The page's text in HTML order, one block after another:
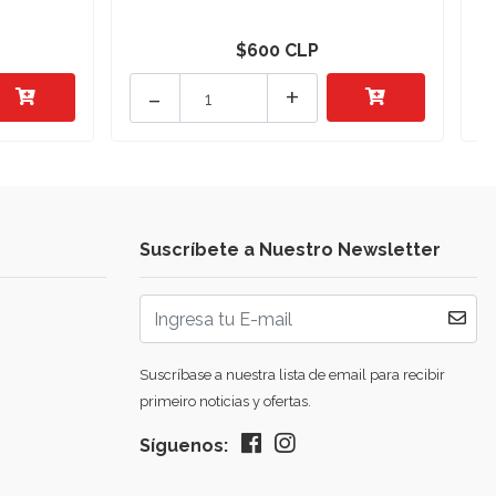
$600 CLP
+
-
Suscríbete a Nuestro Newsletter
Suscríbase a nuestra lista de email para recibir
primeiro noticias y ofertas.
Síguenos: